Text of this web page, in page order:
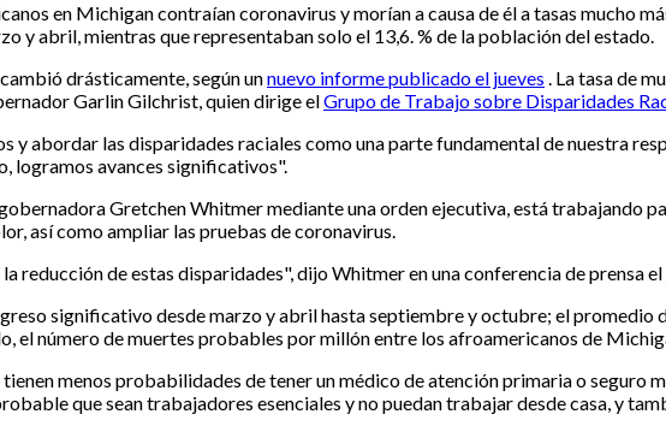
en Michigan contraían coronavirus y morían a causa de él a tasas mucho
y abril, mientras que representaban solo el 13,6. % de la población del estado.
drásticamente, según unnuevo informe publicado el jueves . La tasa de
Garlin Gilchrist, quien dirige elGrupo de Trabajo sobre Disparidades
y abordar las disparidades raciales como una parte fundamental de nuestra
logramos avances significativos".
Gretchen Whitmer mediante una orden ejecutiva, está trabajando
así como ampliar las pruebas de coronavirus.
reducción de estas disparidades", dijo Whitmer en una conferencia de prensa el
significativo desde marzo y abril hasta septiembre y octubre; el
el número de muertes probables por millón entre los afroamericanos de
menos probabilidades de tener un médico de atención primaria o seguro
que sean trabajadores esenciales y no puedan trabajar desde casa, y